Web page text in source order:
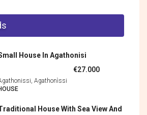
House In Agathonisi
€27.000
Agathonìssi
House With Sea View And